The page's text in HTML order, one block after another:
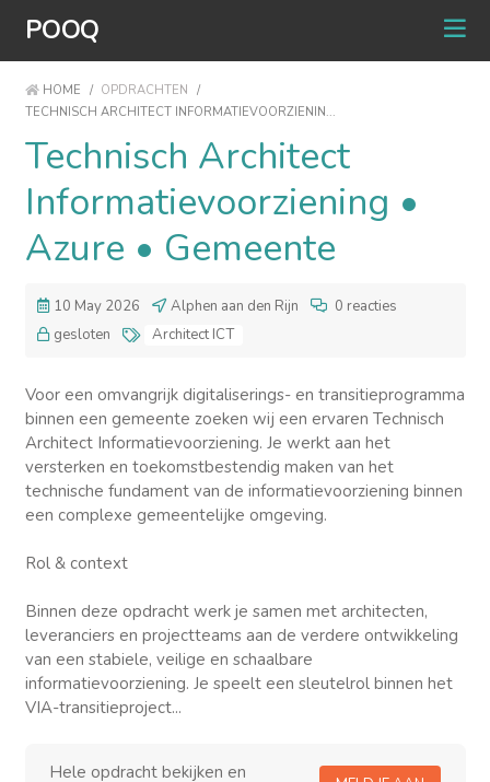
POOQ
HOME / OPDRACHTEN /
TECHNISCH ARCHITECT INFORMATIEVOORZIENIN...
Technisch Architect
Informatievoorziening •
Azure • Gemeente
10 May 2026 Alphen aan den Rijn
0 reacties
gesloten
Architect ICT
Voor een omvangrijk digitaliserings- en transitieprogramma
binnen een gemeente zoeken wij een ervaren Technisch
Architect Informatievoorziening. Je werkt aan het
versterken en toekomstbestendig maken van het
technische fundament van de informatievoorziening binnen
een complexe gemeentelijke omgeving.
Rol & context
Binnen deze opdracht werk je samen met architecten,
leveranciers en projectteams aan de verdere ontwikkeling
van een stabiele, veilige en schaalbare
informatievoorziening. Je speelt een sleutelrol binnen het
VIA-transitieproject...
Hele opdracht bekijken en